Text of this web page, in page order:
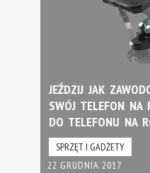
JEŹDZIJ JAK
SWÓJ TELEFON NA
DO TELEFONU NA
SPRZĘT I GADŻETY
22 GRUDNIA 2017